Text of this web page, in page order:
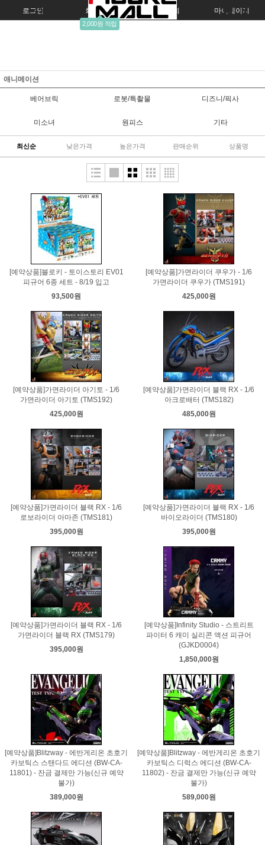
로그인 회원가입
2,000원 적립
주문조회 마이페이지
애니메이션
베어브릭 로봇/특촬물 디즈니/픽사
미소녀 원피스 기타
최신순 낮은가격 높은가격 판매순위 상품명
[예약상품]블로키 - 토이스토리 EV01
피규어 6종 세트 - 8/19 입고
93,500원
[예약상품]가면라이더 쿠우가 - 1/6
가면라이더 쿠우가 (TMS191)
425,000원
[예약상품]가면라이더 아기토 - 1/6
가면라이더 아기토 (TMS192)
425,000원
[예약상품]가면라이더 블랙 RX - 1/6
아크로배터 (TMS182)
485,000원
[예약상품]가면라이더 블랙 RX - 1/6
로보라이더 아마존 (TMS181)
395,000원
[예약상품]가면라이더 블랙 RX - 1/6
바이오라이더 (TMS180)
395,000원
[예약상품]가면라이더 블랙 RX - 1/6
가면라이더 블랙 RX (TMS179)
395,000원
[예약상품]Infinity Studio - 스트리트
파이터 6 캐미 실리콘 액션 피규어
(GJKD0004)
1,850,000원
[예약상품]Blitzway - 에반게리온 초호기
카보틱스 스탠다드 에디션 (BW-CA-
11801) - 잔금 결제만 가능(신규 예약
불가)
389,000원
[예약상품]Blitzway - 에반게리온 초호기
카보틱스 디럭스 에디션 (BW-CA-
11802) - 잔금 결제만 가능(신규 예약
불가)
589,000원